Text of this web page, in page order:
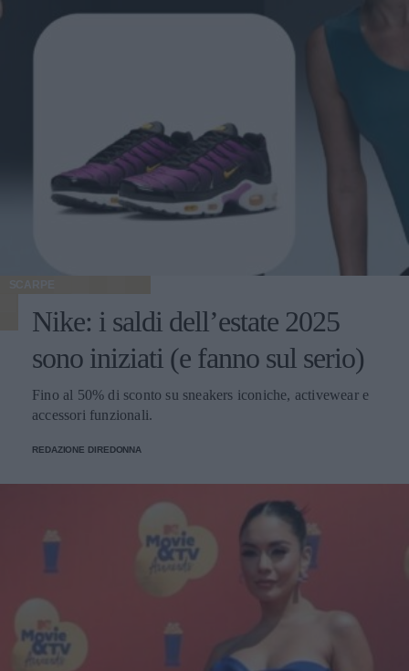
SCARPE
Nike: i saldi dell’estate 2025
sono iniziati (e fanno sul serio)
Fino al 50% di sconto su sneakers iconiche, activewear e
accessori funzionali.
REDAZIONE DIREDONNA